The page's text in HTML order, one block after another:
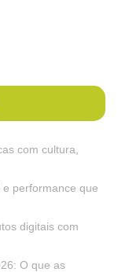
com cultura,
performance que
digitais com
O que as